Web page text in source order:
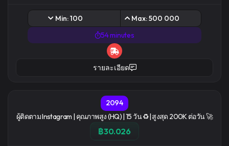
Min: 100
Max: 500 000
54 minutes
รายละเอียด
2094
ผู้ติดตาม Instagram | คุณภาพสูง (HQ) | 15 วัน ♻️| สูงสุด 200K ต่อวัน 🚀
฿30.026